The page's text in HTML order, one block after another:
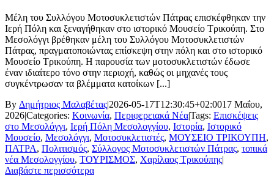
Μέλη του Συλλόγου Μοτοσυκλετιστών Πάτρας επισκέφθηκαν την
Ιερή Πόλη και ξεναγήθηκαν στο ιστορικό Μουσείο Τρικούπη. Στο
Μεσολόγγι βρέθηκαν μέλη του Συλλόγου Μοτοσυκλετιστών
Πάτρας, πραγματοποιώντας επίσκεψη στην πόλη και στο ιστορικό
Μουσείο Τρικούπη. Η παρουσία των μοτοσυκλετιστών έδωσε
έναν ιδιαίτερο τόνο στην περιοχή, καθώς οι μηχανές τους
συγκέντρωσαν τα βλέμματα κατοίκων [...]
By Δημήτριος Μαλαβέτας|2026-05-17T12:30:45+02:0017 Μαΐου,
2026|Categories: Κοινωνία, Περιφερειακά Νέα|Tags: Επισκέψεις
στο Μεσολόγγι, Ιερή Πόλη Μεσολογγίου, Ιστορία, Ιστορικό
Μουσείο, Μεσολόγγι, Μοτοσυκλετιστές, ΜΟΥΣΕΙΟ ΤΡΙΚΟΥΠΗ,
ΠΑΤΡΑ, Πολιτισμός, Σύλλογος Μοτοσυκλετιστών Πάτρας, τοπικά
νέα Μεσολογγίου, ΤΟΥΡΙΣΜΟΣ, Χαρίλαος Τρικούπης|
Διαβάστε περισσότερα